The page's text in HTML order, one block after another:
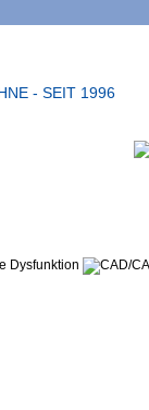
- SEIT 1996